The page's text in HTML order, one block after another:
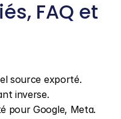
FAQ et
source exporté.
inverse.
pour Google, Meta.